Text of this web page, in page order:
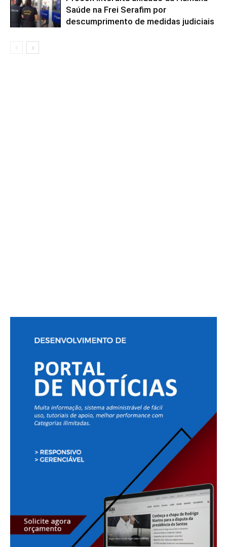
Saúde na Frei Serafim por
descumprimento de medidas judiciais